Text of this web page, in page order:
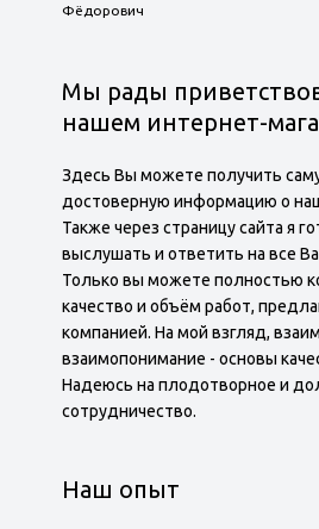
Фёдорович
Мы рады
нашем интернет-
Здесь Вы можете получить
достоверную информацию о
Также через страницу сайта я
выслушать и ответить на все
Только вы можете полностью
качество и объём работ,
компанией. На мой взгляд,
взаимопонимание - основы
Надеюсь на плодотворное и
сотрудничество.
Наш опыт